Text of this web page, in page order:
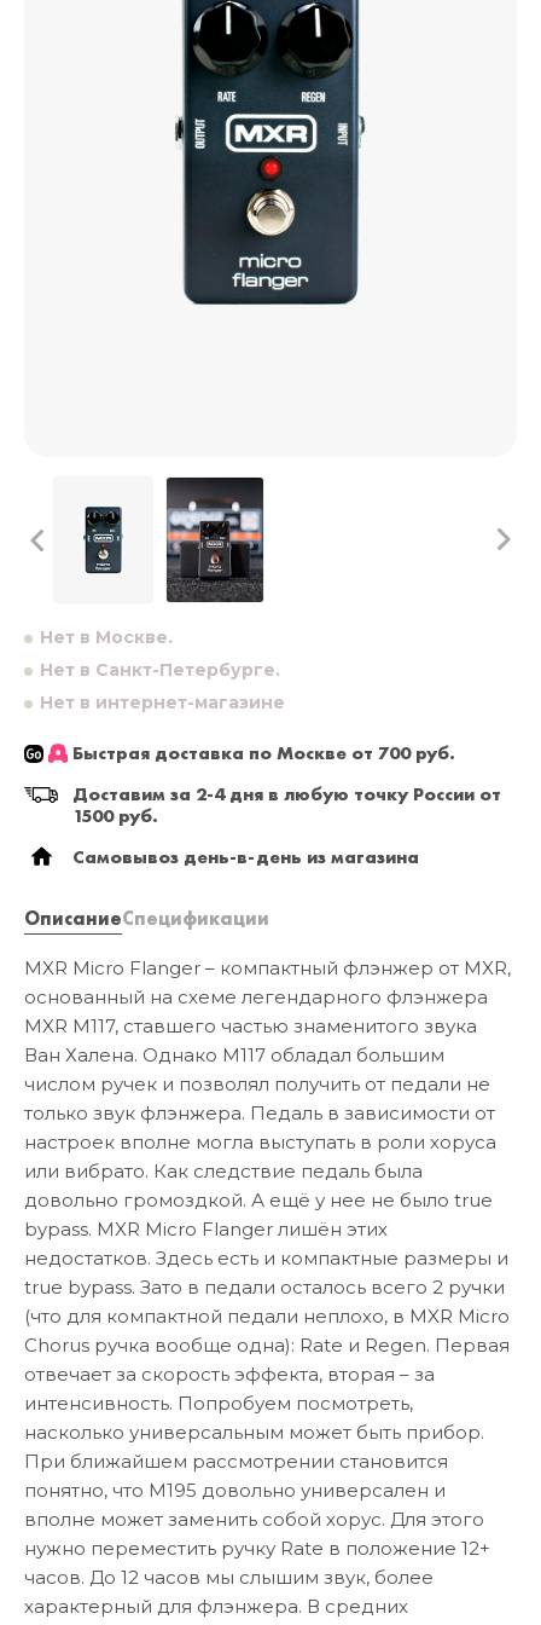
Нет в Москве.
Нет в Санкт-Петербурге.
Нет в интернет-магазине
Быстрая доставка по Москве от 700 руб.
Доставим за 2-4 дня в любую точку России от
1500 руб.
Самовывоз день-в-день из магазина
ОписаниеСпецификации
MXR Micro Flanger – компактный флэнжер от MXR,
основанный на схеме легендарного флэнжера
MXR M117, ставшего частью знаменитого звука
Ван Халена. Однако М117 обладал большим
числом ручек и позволял получить от педали не
только звук флэнжера. Педаль в зависимости от
настроек вполне могла выступать в роли хоруса
или вибрато. Как следствие педаль была
довольно громоздкой. А ещё у нее не было true
bypass. MXR Micro Flanger лишён этих
недостатков. Здесь есть и компактные размеры и
true bypass. Зато в педали осталось всего 2 ручки
(что для компактной педали неплохо, в MXR Micro
Chorus ручка вообще одна): Rate и Regen. Первая
отвечает за скорость эффекта, вторая – за
интенсивность. Попробуем посмотреть,
насколько универсальным может быть прибор.
При ближайшем рассмотрении становится
понятно, что M195 довольно универсален и
вполне может заменить собой хорус. Для этого
нужно переместить ручку Rate в положение 12+
часов. До 12 часов мы слышим звук, более
характерный для флэнжера. В средних